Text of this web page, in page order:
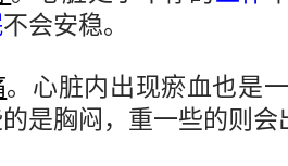
不会安稳。
。心脏内出现瘀血也是
的是胸闷，重一些的则